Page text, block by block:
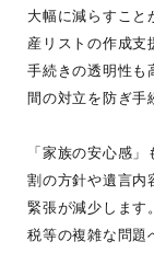
大幅に減らすこと
産リストの作成支
手続きの透明性も
間の対立を防ぎ手
「家族の安心感
割の方針や遺言内
緊張が減少します
税等の複雑な問題